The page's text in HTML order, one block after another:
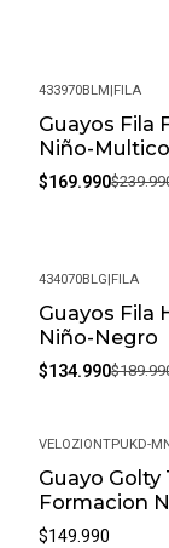
-29%
433970BLM FILA
Guayos Fila
Niño-
$169.990
-29%
434070BLG|FILA
Guayos Fila
Niño-Negro
$134.990
VELOZIONTPUKD-
Guayo Golty
Formacion
$149.990